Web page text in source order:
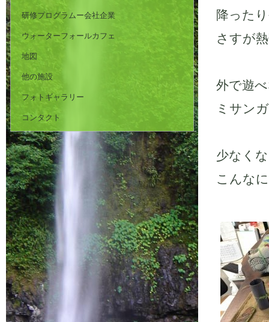
研修プログラムー会社企業
ウォーターフォールカフェ
地図
他の施設
フォトギャラリー
コンタクト
降った
さすが
外で遊
ミサン
少なく
こんな